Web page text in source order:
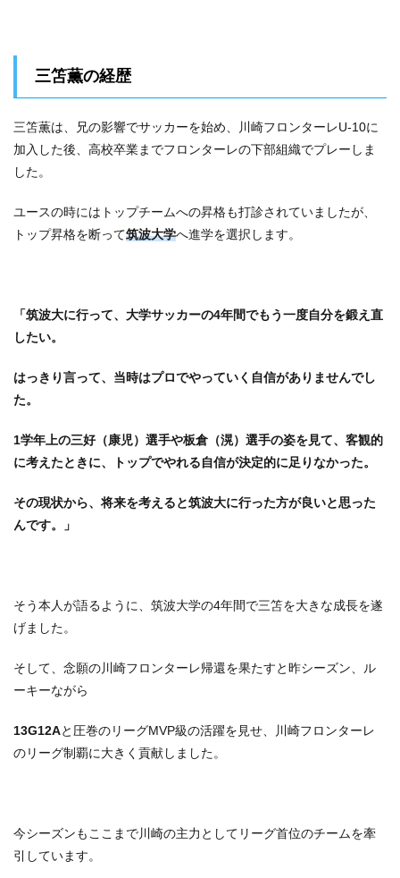
三笘薫の経歴
三笘薫は、兄の影響でサッカーを始め、川崎フロンターレU-10に
加入した後、高校卒業までフロンターレの下部組織でプレーしま
した。
ユースの時にはトップチームへの昇格も打診されていましたが、
トップ昇格を断って筑波大学へ進学を選択します。
「筑波大に行って、大学サッカーの4年間でもう一度自分を鍛え直
したい。
はっきり言って、当時はプロでやっていく自信がありませんでし
た。
1学年上の三好（康児）選手や板倉（滉）選手の姿を見て、客観的
に考えたときに、トップでやれる自信が決定的に足りなかった。
その現状から、将来を考えると筑波大に行った方が良いと思った
んです。」
そう本人が語るように、筑波大学の4年間で三笘を大きな成長を遂
げました。
そして、念願の川崎フロンターレ帰還を果たすと昨シーズン、ル
ーキーながら
13G12Aと圧巻のリーグMVP級の活躍を見せ、川崎フロンターレ
のリーグ制覇に大きく貢献しました。
今シーズンもここまで川崎の主力としてリーグ首位のチームを牽
引しています。